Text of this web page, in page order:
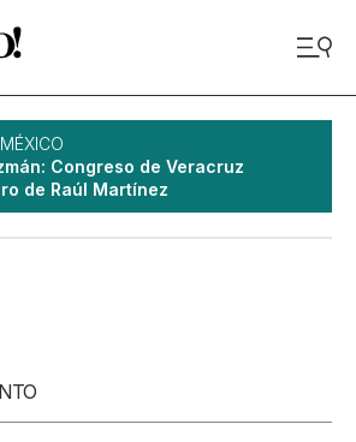
MÉXICO
Congreso de Veracruz
de Raúl Martínez